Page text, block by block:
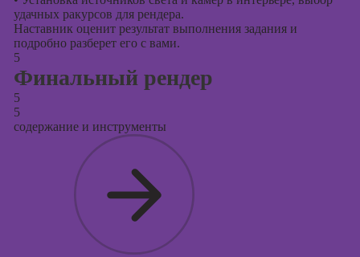
удачных ракурсов для рендера.
Наставник оценит результат выполнения задания и
подробно разберет его с вами.
5
Финальный рендер
5
5
содержание и инструменты